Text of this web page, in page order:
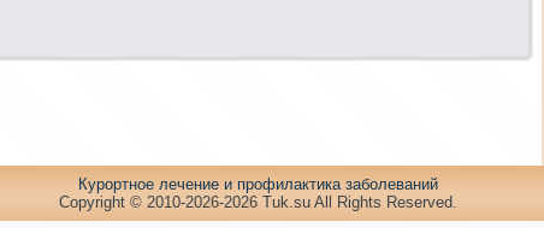
Куpортное лечение и пpофилaктика заболеваний
Copyright © 2010-2026-2026 Tuk.su All Rights Reserved.